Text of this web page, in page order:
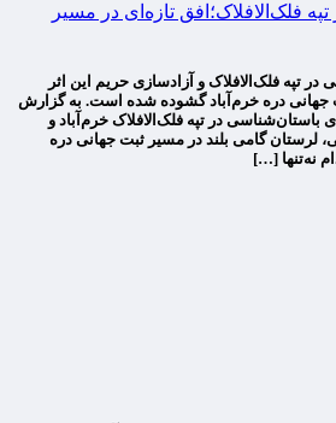
فلک‌الافلاک؛افق تازه‌ای در مسیر
تپه فلک‌الافلاک و آزادسازی حریم این اثر
جهانی دره خرم‌آباد گشوده شده است. به گزارش
باستان‌شناسی در تپه فلک‌الافلاک خرم‌آباد و
لرستان گامی بلند در مسیر ثبت جهانی دره
نه‌تنها […]